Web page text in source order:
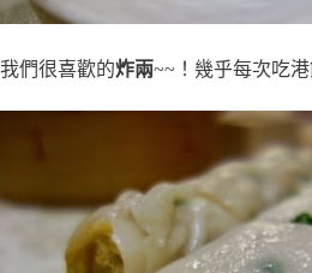
我們很喜歡的炸兩~~！幾乎每次吃